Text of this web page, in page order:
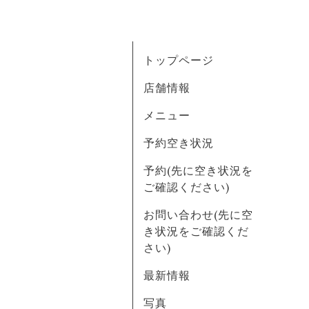
トップページ
店舗情報
メニュー
予約空き状況
予約(先に空き状況を
ご確認ください)
お問い合わせ(先に空
き状況をご確認くだ
さい)
最新情報
写真